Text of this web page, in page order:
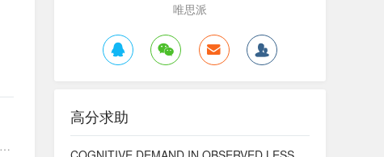
唯思派
高分求助